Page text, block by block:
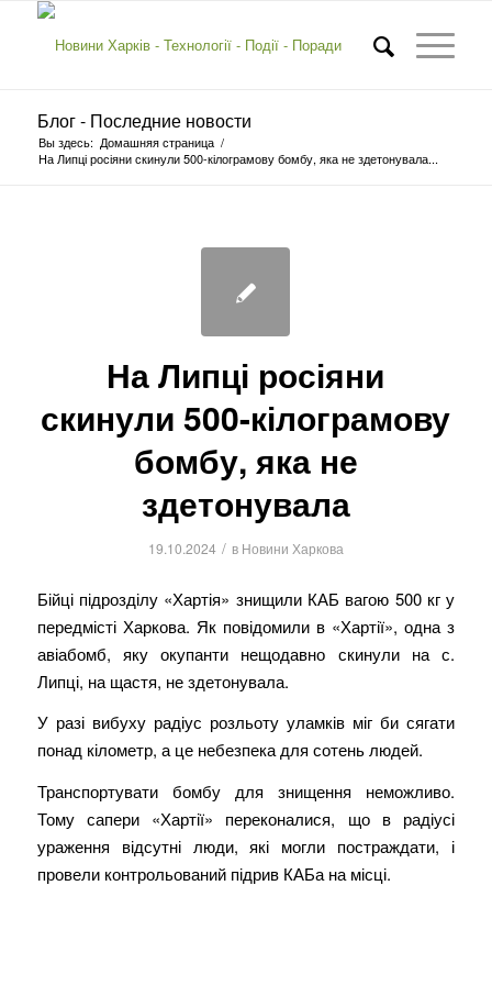
Блог - Последние новости
Вы здесь: Домашняя страница /
На Липці росіяни скинули 500-кілограмову бомбу, яка не здетонувала...
На Липці росіяни
скинули 500-кілограмову
бомбу, яка не
здетонувала
19.10.2024 / в Новини Харкова
Бійці підрозділу «Хартія» знищили КАБ вагою 500 кг у
передмісті Харкова. Як повідомили в «Хартії», одна з
авіабомб, яку окупанти нещодавно скинули на с.
Липці, на щастя, не здетонувала.
У разі вибуху радіус розльоту уламків міг би сягати
понад кілометр, а це небезпека для сотень людей.
Транспортувати бомбу для знищення неможливо.
Тому сапери «Хартії» переконалися, що в радіусі
ураження відсутні люди, які могли постраждати, і
провели контрольований підрив КАБа на місці.